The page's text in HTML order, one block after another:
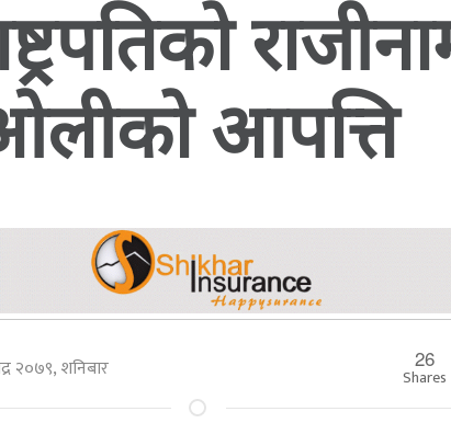
आपत्ति
२०७९, शनिबार 26
Shares